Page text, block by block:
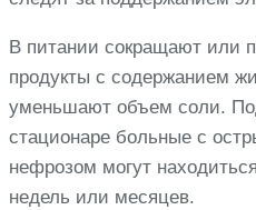
В питании сокращают или
продукты с содержанием
уменьшают объем соли.
стационаре больные с
нефрозом могут
недель или месяцев.